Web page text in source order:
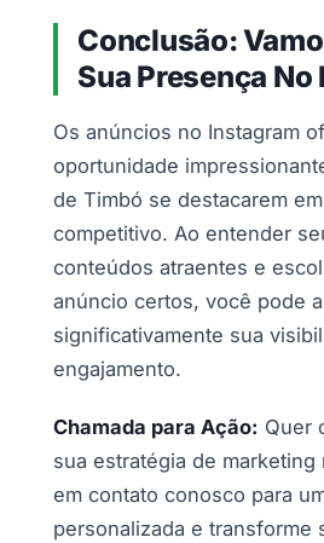
Conclusão:
Sua Presença
Os anúncios no Instagram
oportunidade
de Timbó se destacarem
competitivo. Ao entender
conteúdos atraentes e
anúncio certos, você pode
significativamente sua
engajamento.
Chamada para Ação: Quer
sua estratégia de marketing
em contato conosco para
personalizada e transforme